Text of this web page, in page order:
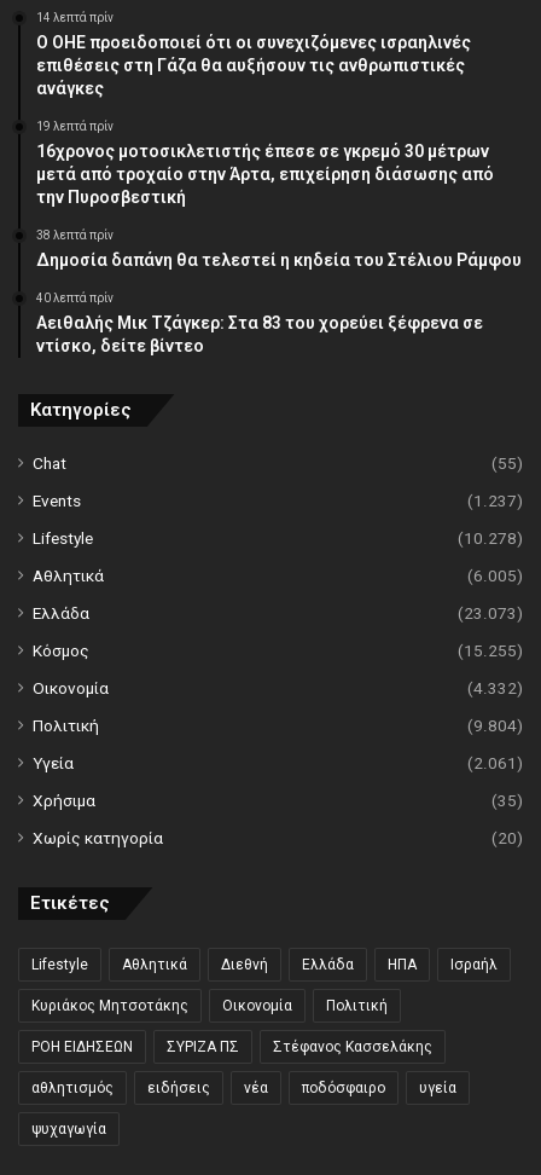
14 λεπτά πρίν
Ο ΟΗΕ προειδοποιεί ότι οι συνεχιζόμενες ισραηλινές
επιθέσεις στη Γάζα θα αυξήσουν τις ανθρωπιστικές
ανάγκες
19 λεπτά πρίν
16χρονος μοτοσικλετιστής έπεσε σε γκρεμό 30 μέτρων
μετά από τροχαίο στην Άρτα, επιχείρηση διάσωσης από
την Πυροσβεστική
38 λεπτά πρίν
Δημοσία δαπάνη θα τελεστεί η κηδεία του Στέλιου Ράμφου
40 λεπτά πρίν
Αειθαλής Μικ Τζάγκερ: Στα 83 του χορεύει ξέφρενα σε
ντίσκο, δείτε βίντεο
Κατηγορίες
Chat
(55)
Events
(1.237)
Lifestyle
(10.278)
Αθλητικά
(6.005)
Ελλάδα
(23.073)
Κόσμος
(15.255)
Οικονομία
(4.332)
Πολιτική
(9.804)
Υγεία
(2.061)
Χρήσιμα
(35)
Χωρίς κατηγορία
(20)
Ετικέτες
Lifestyle Αθλητικά Διεθνή Ελλάδα ΗΠΑ Ισραήλ
Κυριάκος Μητσοτάκης Οικονομία Πολιτική
ΡΟΗ ΕΙΔΗΣΕΩΝ ΣΥΡΙΖΑ ΠΣ Στέφανος Κασσελάκης
αθλητισμός ειδήσεις νέα ποδόσφαιρο υγεία
ψυχαγωγία